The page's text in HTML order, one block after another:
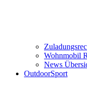
Wohnmobil
News
OutdoorSport